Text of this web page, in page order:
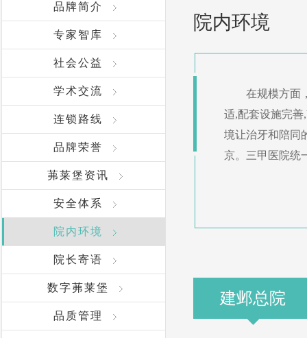
品牌简介
专家智库
社会公益
学术交流
连锁路线
品牌荣誉
茀莱堡资讯
安全体系
院内环境
院长寄语
数字茀莱堡
品质管理
院内环境
在规模方面
适,配套设施完
境让治牙和陪同
京。三甲医院统
建邺总院